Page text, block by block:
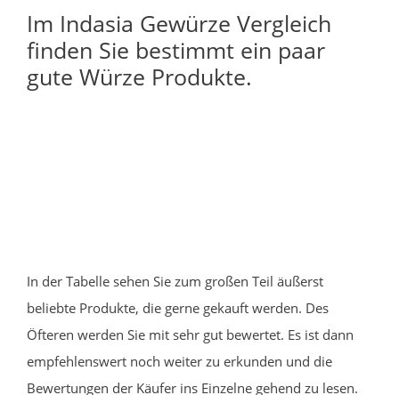
Im Indasia Gewürze Vergleich
finden Sie bestimmt ein paar
gute Würze Produkte.
In der Tabelle sehen Sie zum großen Teil äußerst
beliebte Produkte, die gerne gekauft werden. Des
Öfteren werden Sie mit sehr gut bewertet. Es ist dann
empfehlenswert noch weiter zu erkunden und die
Bewertungen der Käufer ins Einzelne gehend zu lesen.